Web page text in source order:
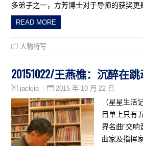
多弟子之一，方芳博士对于导师的获奖更
READ MORE
人物特写
20151022/王燕樵：沉醉在
jackjia 2015 年 10 月 22 日
（星星生活
目单上只有
界名曲”交响
曲家及指挥